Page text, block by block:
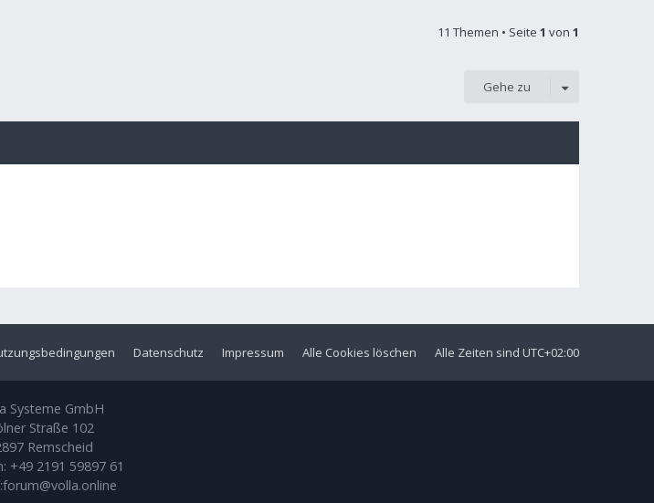
11 Themen • Seite 1 von 1
Gehe zu
Alle Zeiten sind UTC+02:00
Alle Cookies löschen
Impressum
Datenschutz
Systeme GmbH
Straße 102
Remscheid
+49 2191 59897 61
forum@volla.online